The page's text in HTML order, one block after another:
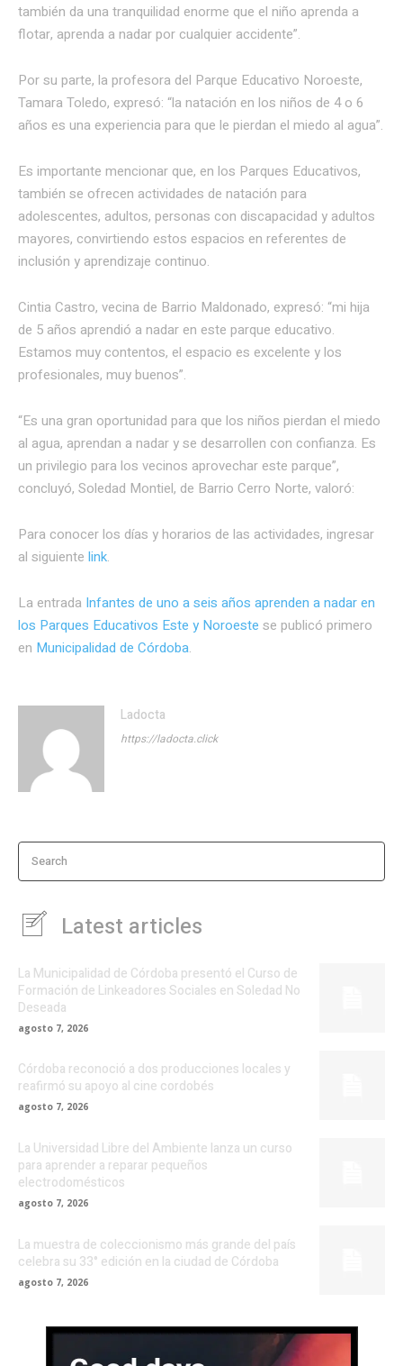
también da una tranquilidad enorme que el niño aprenda a
flotar, aprenda a nadar por cualquier accidente”.
Por su parte, la profesora del Parque Educativo Noroeste,
Tamara Toledo, expresó: “la natación en los niños de 4 o 6
años es una experiencia para que le pierdan el miedo al agua”.
Es importante mencionar que, en los Parques Educativos,
también se ofrecen actividades de natación para
adolescentes, adultos, personas con discapacidad y adultos
mayores, convirtiendo estos espacios en referentes de
inclusión y aprendizaje continuo.
Cintia Castro, vecina de Barrio Maldonado, expresó: “mi hija
de 5 años aprendió a nadar en este parque educativo.
Estamos muy contentos, el espacio es excelente y los
profesionales, muy buenos”.
“Es una gran oportunidad para que los niños pierdan el miedo
al agua, aprendan a nadar y se desarrollen con confianza. Es
un privilegio para los vecinos aprovechar este parque”,
concluyó, Soledad Montiel, de Barrio Cerro Norte, valoró:
Para conocer los días y horarios de las actividades, ingresar
al siguiente link.
La entrada Infantes de uno a seis años aprenden a nadar en
los Parques Educativos Este y Noroeste se publicó primero
en Municipalidad de Córdoba.
Ladocta
https://ladocta.click
Search
Latest articles
La Municipalidad de Córdoba presentó el Curso de
Formación de Linkeadores Sociales en Soledad No
Deseada
agosto 7, 2026
Córdoba reconoció a dos producciones locales y
reafirmó su apoyo al cine cordobés
agosto 7, 2026
La Universidad Libre del Ambiente lanza un curso
para aprender a reparar pequeños
electrodomésticos
agosto 7, 2026
La muestra de coleccionismo más grande del país
celebra su 33° edición en la ciudad de Córdoba
agosto 7, 2026